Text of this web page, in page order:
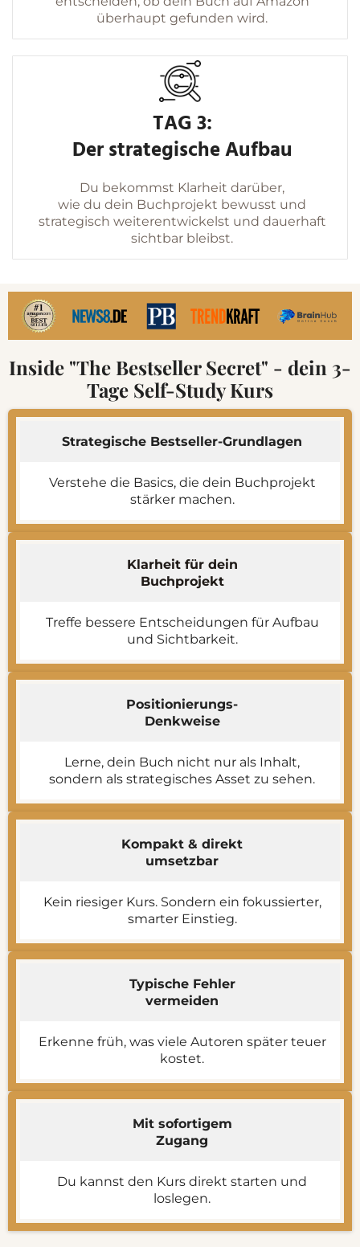
überhaupt gefunden wird.
TAG 3:
Der strategische Aufbau
Du bekommst Klarheit darüber,
wie du dein Buchprojekt bewusst und
strategisch weiterentwickelst und dauerhaft
sichtbar bleibst.
Inside "The Bestseller Secret" - dein 3-
Tage Self-Study Kurs
Strategische Bestseller-Grundlagen
Verstehe die Basics, die dein Buchprojekt
stärker machen.
Klarheit für dein
Buchprojekt
Treffe bessere Entscheidungen für Aufbau
und Sichtbarkeit.
Positionierungs-
Denkweise
Lerne, dein Buch nicht nur als Inhalt,
sondern als strategisches Asset zu sehen.
Kompakt & direkt
umsetzbar
Kein riesiger Kurs. Sondern ein fokussierter,
smarter Einstieg.
Typische Fehler
vermeiden
Erkenne früh, was viele Autoren später teuer
kostet.
Mit sofortigem
Zugang
Du kannst den Kurs direkt starten und
loslegen.